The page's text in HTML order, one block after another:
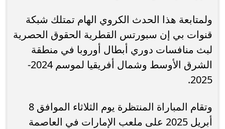
ولمتابعة هذا الحدث الكروي الهام تمتلك شبكة
قنوات بي إن سبورتس القطرية الحقوق الحصرية
لبث منافسات دوري أبطال أوروبا في منطقة
الشرق الأوسط وشمال أفريقيا لموسم 2024-
2025.
وتقام المباراة المنتظرة يوم الثلاثاء الموافق 8
أبريل 2025 على ملعب الإمارات في العاصمة